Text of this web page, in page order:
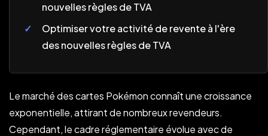
nouvelles règles de TVA
Optimiser votre activité de revente à l'ère
des nouvelles règles de TVA
Le marché des cartes Pokémon connaît une croissance
exponentielle, attirant de nombreux revendeurs.
Cependant, le cadre réglementaire évolue avec de